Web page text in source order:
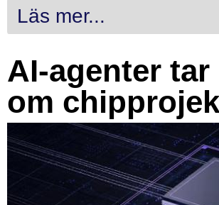
Läs mer...
AI-agenter tar
om